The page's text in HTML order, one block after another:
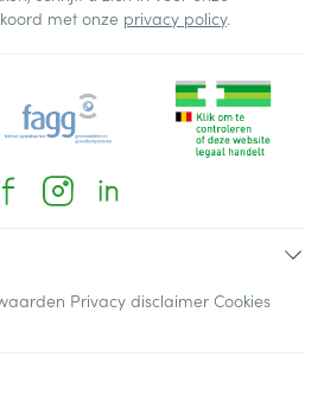
met onze privacy policy.
Privacy disclaimer Cookies